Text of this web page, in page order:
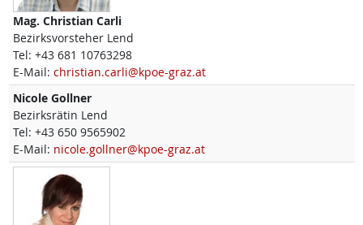
Mag. Christian Carli
Bezirksvorsteher Lend
Tel: +43 681 10763298
E-Mail: christian.carli@kpoe-graz.at
Nicole Gollner
Bezirksrätin Lend
Tel: +43 650 9565902
E-Mail: nicole.gollner@kpoe-graz.at